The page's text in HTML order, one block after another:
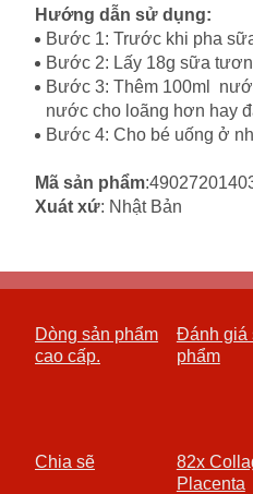
Hướng dẫn sử dụng:
Bước 1: Trước khi pha
Bước 2: Lấy 18g sữa
Bước 3: Thêm 100ml
nước cho loãng hơn hay
Bước 4: Cho bé uống ở
Mã sản phẩm
Xuát xứ: Nhật Bản
Dòng sản phẩm
cao cấp.
Đánh giá
phẩm
Chia sẽ
82x
Placenta